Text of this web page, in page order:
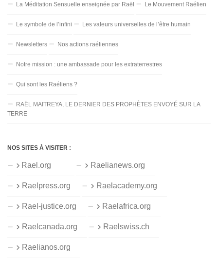
La Méditation Sensuelle enseignée par Raël Le Mouvement Raélien
Le symbole de l’infini Les valeurs universelles de l’être humain
Newsletters Nos actions raéliennes
Notre mission : une ambassade pour les extraterrestres
Qui sont les Raéliens ?
RAËL MAITREYA, LE DERNIER DES PROPHÈTES ENVOYÉ SUR LA
TERRE
NOS SITES À VISITER :
Rael.org Raelianews.org
Raelpress.org Raelacademy.org
Rael-justice.org Raelafrica.org
Raelcanada.org Raelswiss.ch
Raelianos.org